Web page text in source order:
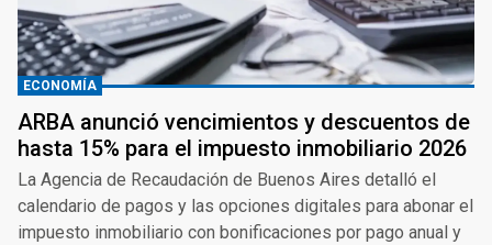
ECONOMÍA
ARBA anunció vencimientos y descuentos de
hasta 15% para el impuesto inmobiliario 2026
La Agencia de Recaudación de Buenos Aires detalló el
calendario de pagos y las opciones digitales para abonar el
impuesto inmobiliario con bonificaciones por pago anual y